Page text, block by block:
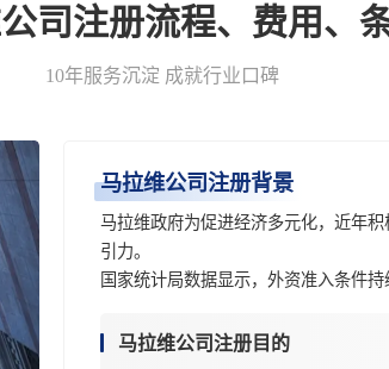
司注册流程、费用、
10年服务沉淀 成就行业口碑
马拉维公司注册背景
马拉维政府为促进经济多元化，近年
引力。
国家统计局数据显示，外资准入条件
马拉维公司注册目的